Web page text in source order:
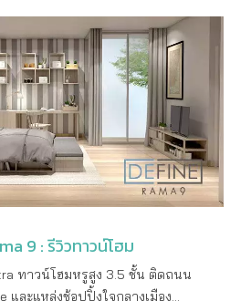
จเลือกแบรนด์บันยันทรีสำหรับโครงการ
แบรนด์โรงแรมที่มีชื่อเสียงระดับโลก
การให้บริการระดับห้าดาวที่ทั่วโลก
จึงเป็นเรื่องที่น่ายินมากและเชื่อว่า
อย่างดี” มร.โฮ กวง ปิง
บันยันทรีกรุ๊ป กล่าวว่า “ความร่วมมือ
นำเสนอบริการสุดพิเศษที่เป็น
เพื่อสร้างประสบการณ์สุดพิเศษให้กับ
วย โดยลูกค้าเฉพาะกลุ่มจะได้รับสิทธิ์
าจะเป็น บันยันทรี อังสนา แคสเซีย ดา
ษัทเนอวานาได้ควบรวมกับบริษัทไดอิ
เกษตร-นวมินทร์ แขวงนวมินทร์ เขต
ถไฟ เกษตร-นวมินทร์ The
Crystal CDC Central East Ville
พื้นที่ใช้สอย
น หน้ากว้าง 8 เมตร พื้นที่ใช้สอย 452
5 ห้องน้ำ 3 ที่จอดรถ Type B Loft
6 เมตร พื้นที่ใช้สอย 363 ตารางเมตร 1
Office 4.5
363 ตารางเมตร 1 ห้องนอน 4 ห้องน้ำ
9 : รีวิวทาวน์โฮม
ทาวน์โฮมหรูสูง 3.5 ชั้น ติดถนน
และแหล่งช้อปปิ้งใจกลางเมือง